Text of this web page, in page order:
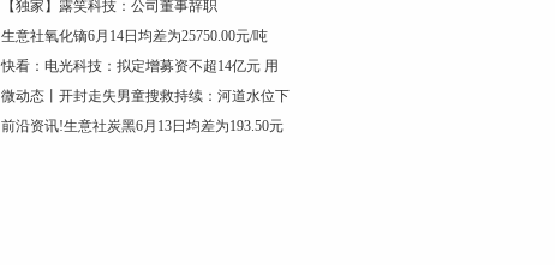
【独家】露笑科技：公司董事辞职
生意社氧化镝6月14日均差为25750.00元/吨
快看：电光科技：拟定增募资不超14亿元 用
微动态丨开封走失男童搜救持续：河道水位下
前沿资讯!生意社炭黑6月13日均差为193.50元